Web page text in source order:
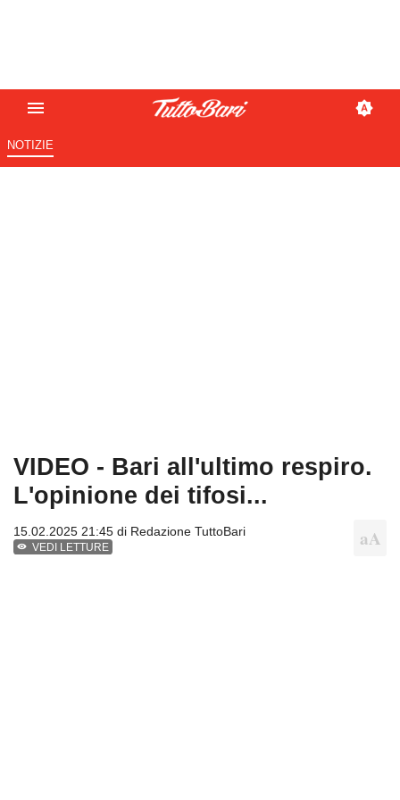
NOTIZIE
VIDEO - Bari all'ultimo respiro.
L'opinione dei tifosi...
15.02.2025 21:45 di Redazione TuttoBari
VEDI LETTURE